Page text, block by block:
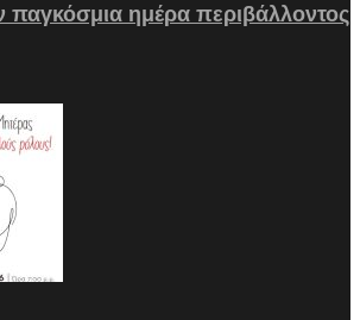
παγκόσμια ημέρα περιβάλλοντος